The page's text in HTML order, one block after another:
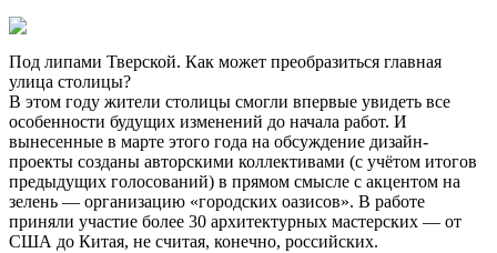
Под липами Тверской. Как может преобразиться главная
улица столицы?
В этом году жители столицы смогли впервые увидеть все
особенности будущих изменений до начала работ. И
вынесенные в марте этого года на обсуждение дизайн-
проекты созданы авторскими коллективами (с учётом итогов
предыдущих голосований) в прямом смысле с акцентом на
зелень — организацию «городских оазисов». В работе
приняли участие более 30 архитектурных мастерских — от
США до Китая, не считая, конечно, российских.